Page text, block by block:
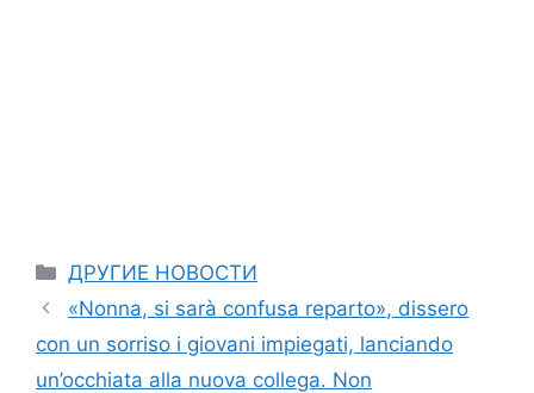
Categories
ДРУГИЕ НОВОСТИ
«Nonna, si sarà confusa reparto», dissero
con un sorriso i giovani impiegati, lanciando
un’occhiata alla nuova collega. Non